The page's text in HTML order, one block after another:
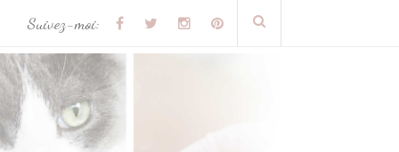
Suivez-moi: